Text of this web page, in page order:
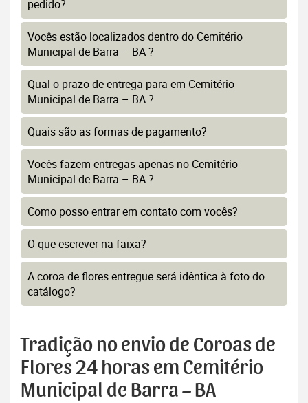
pedido?
Vocês estão localizados dentro do Cemitério
Municipal de Barra – BA ?
Qual o prazo de entrega para em Cemitério
Municipal de Barra – BA ?
Quais são as formas de pagamento?
Vocês fazem entregas apenas no Cemitério
Municipal de Barra – BA ?
Como posso entrar em contato com vocês?
O que escrever na faixa?
A coroa de flores entregue será idêntica à foto do
catálogo?
Tradição no envio de Coroas de
Flores 24 horas em Cemitério
Municipal de Barra – BA